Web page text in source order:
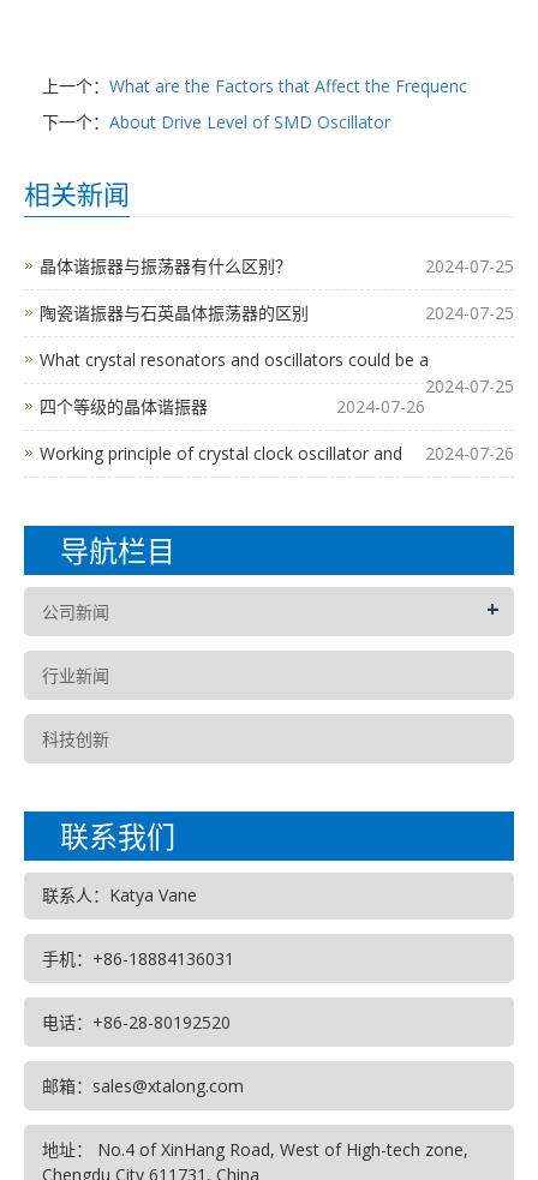
上一个： What are the Factors that Affect the Frequenc
下一个： About Drive Level of SMD Oscillator
相关新闻
晶体谐振器与振荡器有什么区别？ 2024-07-25
陶瓷谐振器与石英晶体振荡器的区别 2024-07-25
What crystal resonators and oscillators could be a
2024-07-25
四个等级的晶体谐振器
2024-07-26
Working principle of crystal clock oscillator and 2024-07-26
导航栏目
公司新闻 +
行业新闻
科技创新
联系我们
联系人：Katya Vane
手机：+86-18884136031
电话：+86-28-80192520
邮箱：sales@xtalong.com
地址： No.4 of XinHang Road, West of High-tech zone,
Chengdu City 611731, China